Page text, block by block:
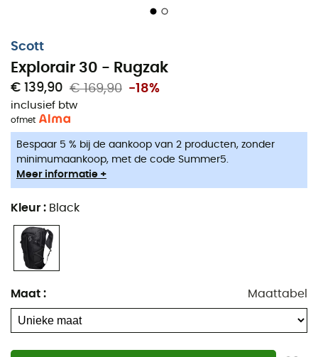
Scott
Explorair 30 - Rugzak
€ 139,90 € 169,90 -18%
inclusief btw
ofmet
Bespaar 5 % bij de aankoop van 2 producten, zonder
minimumaankoop, met de code Summer5.
Meer informatie +
Kleur : Black
Maat : Maattabel
Veststijl schouderbanden
Fleshouders met elastische lussen
Elastische voorzakken
Koordverstellingssysteem
Verstelbare compressieriemen
Speciaal compartiment voor hydratatiereservoir
hydratatiereservoir
Verstelbare hydratatieflaskbevestiging op beide